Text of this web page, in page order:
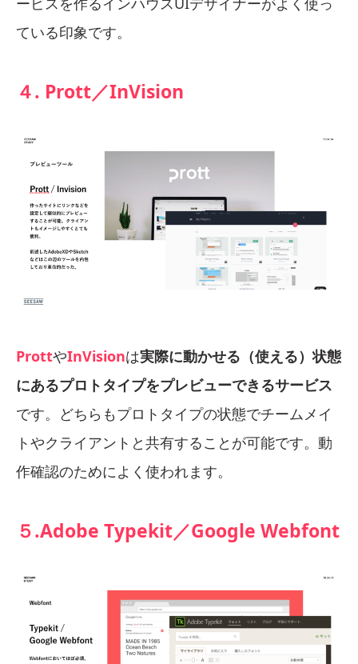
ている印象です。
４. Prott／InVision
ProttやInVisionは実際に動かせる（使える）状態
にあるプロトタイプをプレビューできるサービス
です。どちらもプロトタイプの状態でチームメイ
トやクライアントと共有することが可能です。動
作確認のためによく使われます。
５.Adobe Typekit／Google Webfont